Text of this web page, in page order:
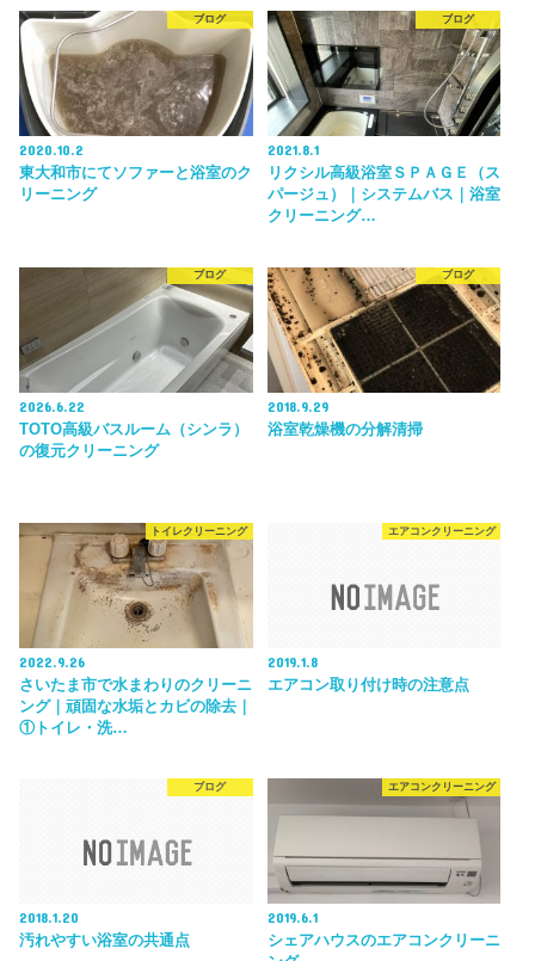
ブログ
2020.10.2
東大和市にてソファーと浴室のク
リーニング
ブログ
2021.8.1
リクシル高級浴室ＳＰＡＧＥ（ス
パージュ）｜システムバス｜浴室
クリーニング…
ブログ
2026.6.22
TOTO高級バスルーム（シンラ）
の復元クリーニング
ブログ
2018.9.29
浴室乾燥機の分解清掃
トイレクリーニング
2022.9.26
さいたま市で水まわりのクリーニ
ング｜頑固な水垢とカビの除去｜
①トイレ・洗…
エアコンクリーニング
2019.1.8
エアコン取り付け時の注意点
ブログ
2018.1.20
汚れやすい浴室の共通点
エアコンクリーニング
2019.6.1
シェアハウスのエアコンクリーニ